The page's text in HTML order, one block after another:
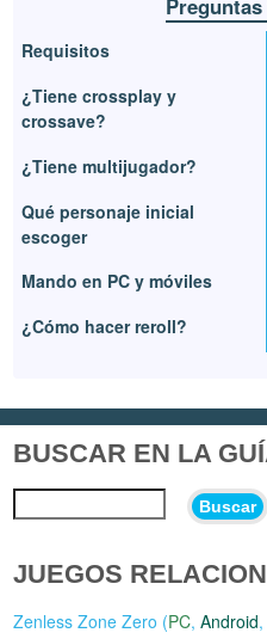
Requisitos
¿Tiene crossplay y
crossave?
¿Tiene multijugador?
Qué personaje inicial
escoger
Mando en PC y móviles
¿Cómo hacer reroll?
BUSCAR EN LA
Buscar
JUEGOS
Zenless Zone Zero (PC,Android